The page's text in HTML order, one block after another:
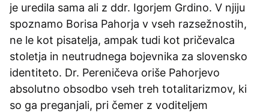
je uredila sama ali z ddr. Igorjem Grdino. V njiju
spoznamo Borisa Pahorja v vseh razsežnostih,
ne le kot pisatelja, ampak tudi kot pričevalca
stoletja in neutrudnega bojevnika za slovensko
identiteto. Dr. Pereničeva oriše Pahorjevo
absolutno obsodbo vseh treh totalitarizmov, ki
so ga preganjali, pri čemer z voditeljem